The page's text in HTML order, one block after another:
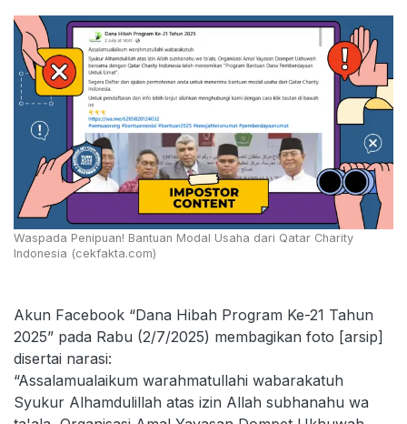
Waspada Penipuan! Bantuan Modal Usaha dari Qatar Charity
Indonesia (cekfakta.com)
Akun Facebook “Dana Hibah Program Ke-21 Tahun
2025” pada Rabu (2/7/2025) membagikan foto [arsip]
disertai narasi:
“Assalamualaikum warahmatullahi wabarakatuh
Syukur Alhamdulillah atas izin Allah subhanahu wa